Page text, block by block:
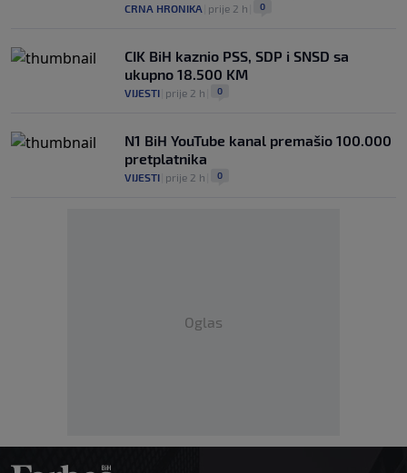
CRNA HRONIKA prije 2 h 0
CIK BiH kaznio PSS, SDP i SNSD sa
ukupno 18.500 KM
VIJESTI prije 2 h 0
N1 BiH YouTube kanal premašio 100.000
pretplatnika
VIJESTI prije 2 h 0
Oglas